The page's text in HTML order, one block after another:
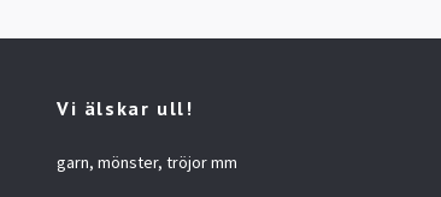
Vi älskar ull!
garn, mönster, tröjor mm